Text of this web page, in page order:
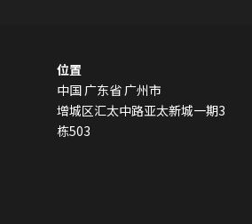
位置
中国 广东省 广州市
增城区汇太中路亚太新城一期3
栋503